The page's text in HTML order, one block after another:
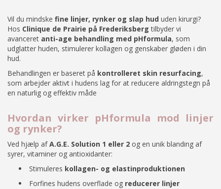
Vil du mindske fine linjer, rynker og slap hud uden kirurgi?
Hos Clinique de Prairie på Frederiksberg tilbyder vi
avanceret anti-age behandling med pHformula, som
udglatter huden, stimulerer kollagen og genskaber gløden i din
hud.
Behandlingen er baseret på kontrolleret skin resurfacing,
som arbejder aktivt i hudens lag for at reducere aldringstegn på
en naturlig og effektiv måde
Hvordan virker pHformula mod linjer
og rynker?
Ved hjælp afA.G.E. Solution 1 eller 2 og en unik blanding af
syrer, vitaminer og antioxidanter:
Stimuleres kollagen- og elastinproduktionen
Forfines hudens overflade og reducerer linjer